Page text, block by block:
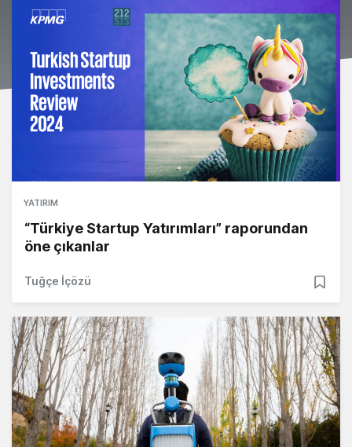
YATIRIM
“Türkiye Startup Yatırımları” raporundan
öne çıkanlar
Tuğçe İçözü